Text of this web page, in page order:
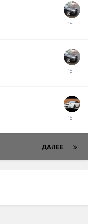
ДАЛЕЕ